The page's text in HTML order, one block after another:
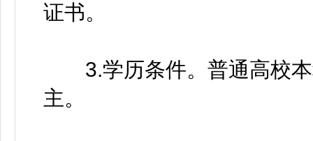
证书。
3.学历条件。普通高校本
主。